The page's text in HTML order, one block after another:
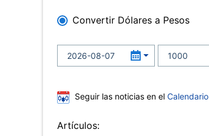
Convertir Dólares a Pesos
Seguir las noticias en el
Artículos: